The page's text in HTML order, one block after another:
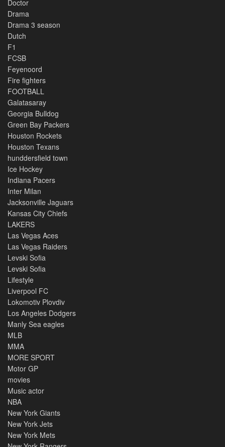
Doctor
Drama
Drama 3 season
Dutch
F1
FCSB
Feyenoord
Fire fighters
FOOTBALL
Galatasaray
Georgia Bulldog
Green Bay Packers
Houston Rockets
Houston Texans
hunddersfield town
Ice Hockey
Indiana Pacers
Inter Milan
Jacksonville Jaguars
Kansas City Chiefs
LAKERS
Las Vegas Aces
Las Vegas Raiders
Levski Sofia
Levski Sofia
Lifestyle
Liverpool FC
Lokomotiv Plovdiv
Los Angeles Dodgers
Manly Sea eagles
MLB
MMA
MORE SPORT
Motor GP
movies
Music actor
NBA
New York Giants
New York Jets
New York Mets